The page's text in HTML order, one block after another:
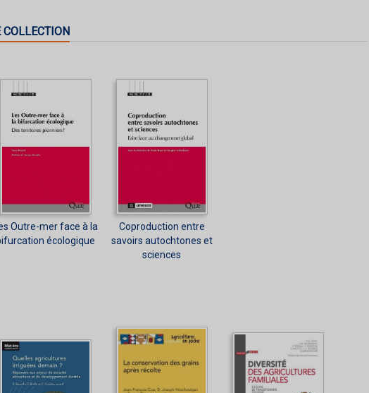
Outre-mer face à la
écologique
Coproduction entre
savoirs autochtones et
sciences